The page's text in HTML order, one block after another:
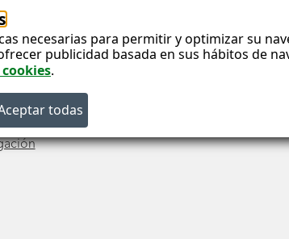
necesarias para permitir y optimizar su
publicidad basada en sus hábitos de
.